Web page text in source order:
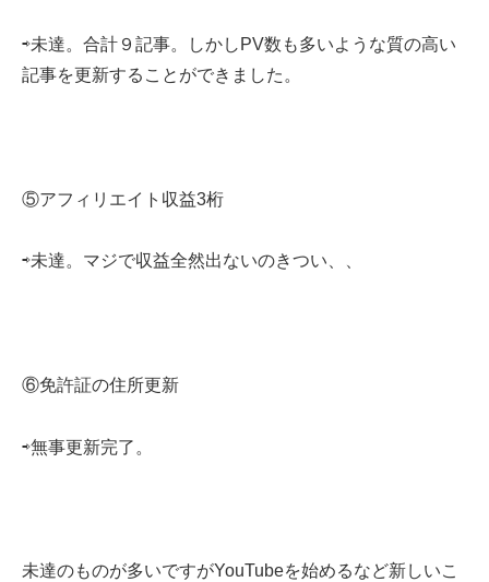
⇨未達。合計９記事。しかしPV数も多いような質の高い
記事を更新することができました。
⑤アフィリエイト収益3桁
⇨未達。マジで収益全然出ないのきつい、、
⑥免許証の住所更新
⇨無事更新完了。
未達のものが多いですがYouTubeを始めるなど新しいこ